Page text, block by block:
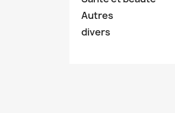
Autres
divers